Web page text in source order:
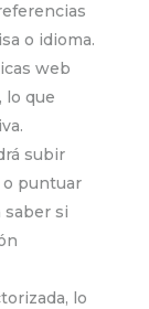
o idioma.
web
lo que
subir
o puntuar
saber si
lo